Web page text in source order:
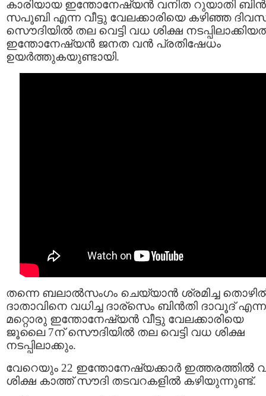
കാരിയായ ഇന്തോനേഷ്യന്‍ വനിത റുയാതി
സപൂബി എന്ന വീട്ടു വേലക്കാരിയെ കഴിഞ്ഞ
സൌദിയില്‍ തല വെട്ടി വധ ശിക്ഷ
ഇന്തോനേഷ്യന്‍ ജനത വന്‍ പ്രതിഷേധം
ഉയര്‍ത്തുകയുണ്ടായി.
തന്നെ ബലാല്‍സംഗം ചെയ്യാന്‍ ശ്രമിച്ച
ദാതാവിനെ വധിച്ച ദാര്സെം ബിന്‍തി ദാവൂദ്‌ എന്ന
മറ്റൊരു ഇന്തോനേഷ്യന്‍ വീട്ടു വേലക്കാരിയെ
ജൂലൈ 7ന് സൌദിയില്‍ തല വെട്ടി വധ ശിക്ഷ
നടപ്പിലാക്കും.
വേറെയും 22 ഇന്തോനേഷ്യക്കാര്‍ ഇത്തരത്തില്‍
ശിക്ഷ കാത്ത് സൗദി തടവറകളില്‍ കഴിയുന്നുണ്ട്.